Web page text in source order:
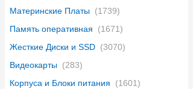
Материнские Платы (1739)
Память оперативная
(1671)
Жесткие Диски и SSD (3070)
Видеокарты (283)
Корпуса и Блоки питания
(1601)